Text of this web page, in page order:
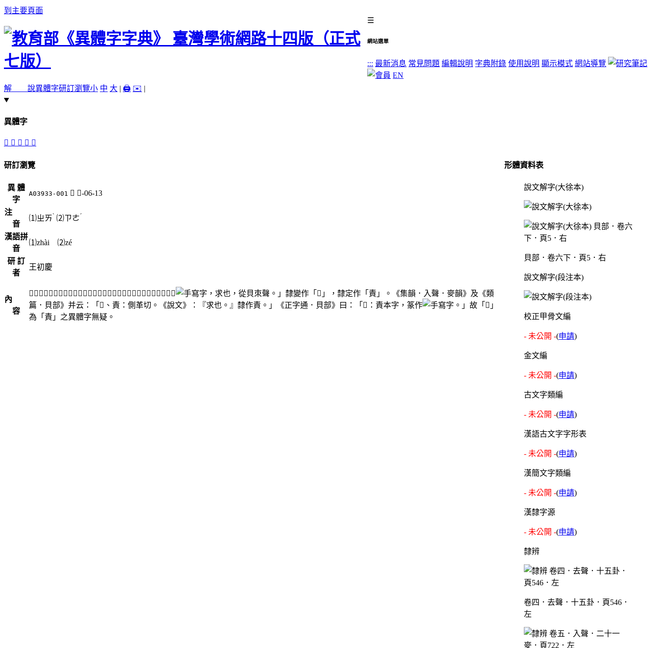
到主要頁面
☰
網站選單
::: 最新消息 常見問題 編輯說明 字典附錄 使用說明 顯示模式 網站導覽
EN
解 說異體字研訂瀏覽小 中 大 | 🖨️ ✉️ |
異體字
󵫳 𧵩 𧶌 󵫴 󵫵
研訂瀏覽
異 體
字
A03933-001 𧵩 貝-06-13
注
音
⑴ㄓㄞˋ ⑵ㄗㄜˊ
漢語拼
音
⑴zhài ⑵zé
研 訂
者
王初慶
內
容
「𧵩」為「責」之異體。「責」，段注本《說文解字．貝部》云：「
，求也，從貝朿聲。」隸變作「𧵩」，隸定作「責」。《集韻．入聲．麥韻》及《類
篇．貝部》并云：「𧵩、責：側革切。《說文》：『求也。』隸作責。」《正字通．貝部》曰：「𧵩：責本字，篆作
。」故「𧵩」
為「責」之異體字無疑。
形體資料表
說文解字(大徐本)
貝部．卷六下．頁5．右
說文解字(段注本)
校正甲骨文編
- 未公開 -(申請)
金文編
- 未公開 -(申請)
古文字類編
- 未公開 -(申請)
漢語古文字字形表
- 未公開 -(申請)
漢簡文字類編
- 未公開 -(申請)
漢隸字源
- 未公開 -(申請)
隸辨
卷四．去聲．十五卦．頁546．
左